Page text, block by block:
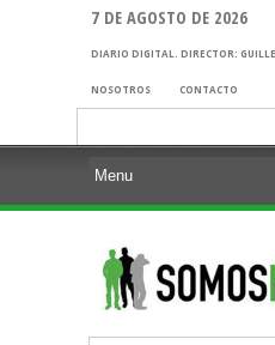
7 DE AGOSTO DE 2026
DIARIO DIGITAL. DIRECTOR:
NOSOTROS CONTACTO